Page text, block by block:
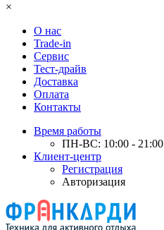
×
О нас
Trade-in
Сервис
Тест-драйв
Доставка
Оплата
Контакты
Время работы
ПН-ВС: 10:00 - 21:00
Клиент-центр
Регистрация
Авторизация